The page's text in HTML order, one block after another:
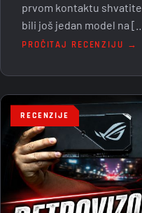
prvom kontaktu
bili još jedan model na
PROČITAJ RECENZIJU →
RECENZIJE